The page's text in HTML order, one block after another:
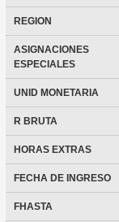
REGION
ASIGNACIONES
ESPECIALES
UNID MONETARIA
R BRUTA
HORAS EXTRAS
FECHA DE INGRESO
FHASTA